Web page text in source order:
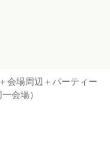
会場周辺＋パーティー
会場）